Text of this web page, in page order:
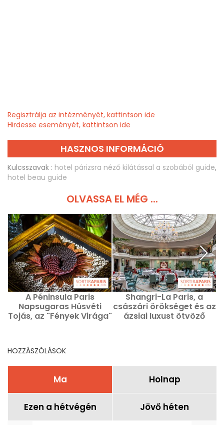
Regisztrálja az intézményét, kattintson ide
Hirdesse eseményét, kattintson ide
HASZNOS INFORMÁCIÓ
Kulcsszavak : hotel párizsra néző kilátással a szobából guide,
hotel beau guide
OLVASSA EL MÉG ...
A Péninsula Paris
Napsugaras Húsvéti
Tojás, az "Fények Virága"
Shangri-La Paris, a
császári örökséget és az
ázsiai luxust ötvöző
HOZZÁSZÓLÁSOK
Ma Holnap
Ezen a hétvégén Jövő héten